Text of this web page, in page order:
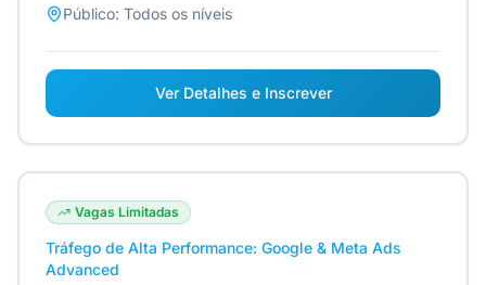
Público: Todos os níveis
Ver Detalhes e Inscrever
Vagas Limitadas
Tráfego de Alta Performance: Google & Meta Ads
Advanced